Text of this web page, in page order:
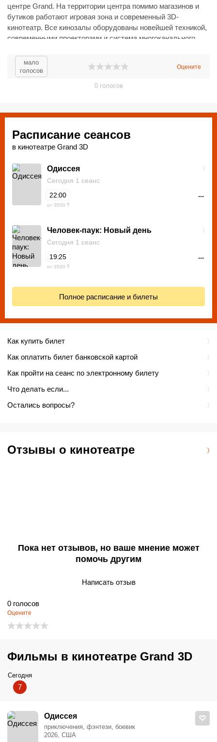
центре Grand. На территории центра помимо магазинов и
бутиков работают игровая зона и современный 3D-
кинотеатр. Все кинозалы оборудованы новейшей техникой,
современными проекторами и система многоканального
яркой, а звук - глубоким и насыщенным.
Скоротать время в ожидании сеанса гости могут в уютном
мало
голосов
Оцените
0голосов
Как купить билет
Как оплатить билет банковской картой
Как пройти на сеанс по электронному билету
Что делать если...
Остались вопросы?
Расписание сеансов
в кинотеатре Grand 3D
Одиссея
Сегодня 1 сеанс
22:00
от 3500 ₸
...
Человек-паук: Новый день
Сегодня 1 сеанс
19:25
от 3500 ₸
...
Полное расписание и билеты
Отзывы о кинотеатре
Пока нет отзывов, но ваше мнение может
помочь другим
Написать отзыв
0 голосов
Оцените
Фильмы в кинотеатре Grand 3D
Сегодня
7
Одиссея
приключения, фэнтези, боевик
2026, США